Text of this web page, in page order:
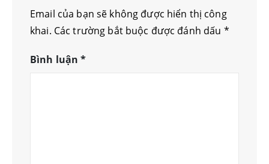
Email của bạn sẽ không được hiển thị công
khai. Các trường bắt buộc được đánh dấu *
Bình luận*